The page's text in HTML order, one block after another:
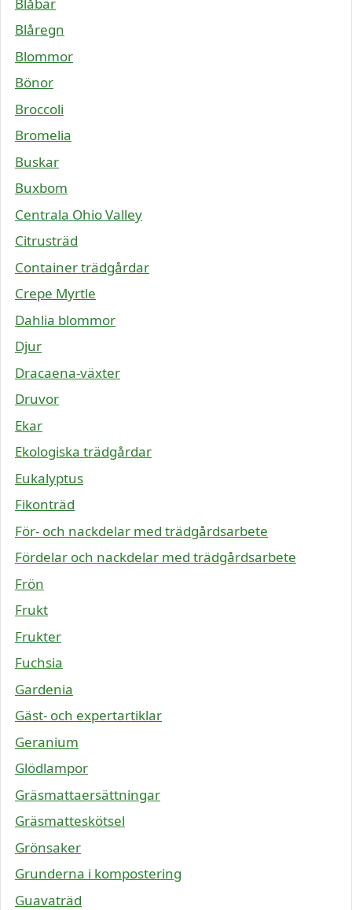
Blåregn
Blommor
Bönor
Broccoli
Bromelia
Buskar
Buxbom
Centrala Ohio Valley
Citrusträd
Container trädgårdar
Crepe Myrtle
Dahlia blommor
Djur
Dracaena-växter
Druvor
Ekar
Ekologiska trädgårdar
Eukalyptus
Fikonträd
För- och nackdelar med trädgårdsarbete
Fördelar och nackdelar med trädgårdsarbete
Frön
Frukt
Frukter
Fuchsia
Gardenia
Gäst- och expertartiklar
Geranium
Glödlampor
Gräsmattaersättningar
Gräsmatteskötsel
Grönsaker
Grunderna i kompostering
Guavaträd